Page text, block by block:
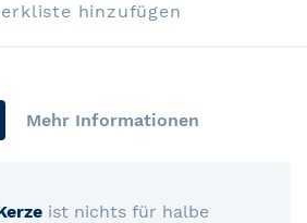
hinzufügen
Mehr Informationen
ist nichts für halbe